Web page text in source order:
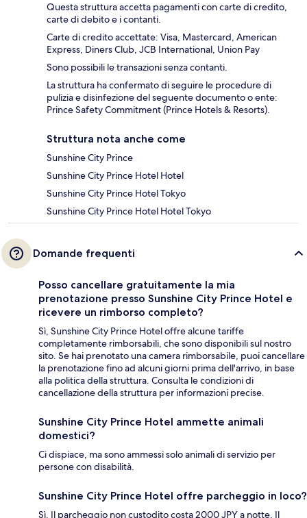
Questa struttura accetta pagamenti con carte di credito,
carte di debito e i contanti.
Carte di credito accettate: Visa, Mastercard, American
Express, Diners Club, JCB International, Union Pay
Sono possibili le transazioni senza contanti.
La struttura ha confermato di seguire le procedure di
pulizia e disinfezione del seguente documento o ente:
Prince Safety Commitment (Prince Hotels & Resorts).
Struttura nota anche come
Sunshine City Prince
Sunshine City Prince Hotel Hotel
Sunshine City Prince Hotel Tokyo
Sunshine City Prince Hotel Hotel Tokyo
Domande frequenti
Posso cancellare gratuitamente la mia
prenotazione presso Sunshine City Prince Hotel e
ricevere un rimborso completo?
Sì, Sunshine City Prince Hotel offre alcune tariffe
completamente rimborsabili, che sono disponibili sul nostro
sito. Se hai prenotato una camera rimborsabile, puoi cancellare
la prenotazione fino ad alcuni giorni prima dell'arrivo, in base
alla politica della struttura. Consulta le condizioni di
cancellazione della struttura per informazioni precise.
Sunshine City Prince Hotel ammette animali
domestici?
Ci dispiace, ma sono ammessi solo animali di servizio per
persone con disabilità.
Sunshine City Prince Hotel offre parcheggio in loco?
Sì. Il parcheggio non custodito costa 2000 JPY a notte. Il